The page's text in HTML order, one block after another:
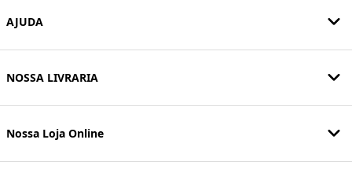
AJUDA
NOSSA LIVRARIA
Nossa Loja Online